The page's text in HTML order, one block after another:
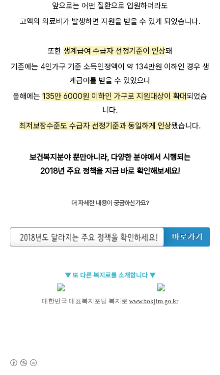
앞으로는 어떤 질환으로 입원하더라도
고액의 의료비가 발생하면 지원을 받을 수 있게 되었습니다.
또한 생계급여 수급자 선정기준이 인상돼
기존에는 4인가구 기준 소득인정액이 약 134만원 이하인 경우 생
계급여를 받을 수 있었으나
올해에는 135만 6000원 이하인 가구로 지원대상이 확대되었습
니다.
최저보장수준도 수급자 선정기준과 동일하게 인상됐습니다.
보건복지분야 뿐만아니라, 다양한 분야에서 시행되는
2018년 주요 정책을 지금 바로 확인해보세요!
더 자세한 내용이 궁금하신가요?
▼또 다른 복지로를 소개합니다 ▼
대한민국 대표복지포털 복지로 www.bokjiro.go.kr